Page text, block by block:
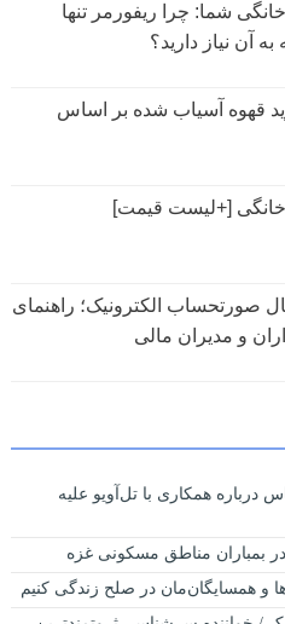
شما: چرا ریفورمر تنها
آن نیاز دارید؟
قهوه آسیاب شده بر اساس
[+لیست قیمت]
صورتحساب الکترونیک؛ راهنمای
و مدیران مالی
همکاری با تل‌آویو علیه
بمباران مناطق مسکونی غزه
و همسایگان‌مان در صلح زندگی کنیم